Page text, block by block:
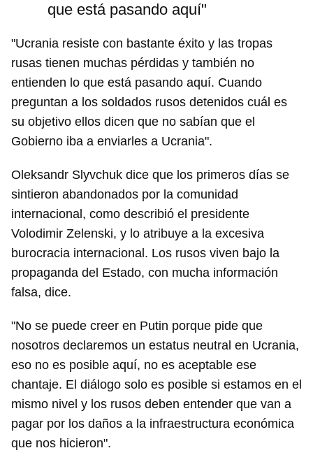
que está pasando aquí"
"Ucrania resiste con bastante éxito y las tropas
rusas tienen muchas pérdidas y también no
entienden lo que está pasando aquí. Cuando
preguntan a los soldados rusos detenidos cuál es
su objetivo ellos dicen que no sabían que el
Gobierno iba a enviarles a Ucrania".
Oleksandr Slyvchuk dice que los primeros días se
sintieron abandonados por la comunidad
internacional, como describió el presidente
Volodimir Zelenski, y lo atribuye a la excesiva
burocracia internacional. Los rusos viven bajo la
propaganda del Estado, con mucha información
falsa, dice.
"No se puede creer en Putin porque pide que
nosotros declaremos un estatus neutral en Ucrania,
eso no es posible aquí, no es aceptable ese
chantaje. El diálogo solo es posible si estamos en el
mismo nivel y los rusos deben entender que van a
pagar por los daños a la infraestructura económica
que nos hicieron".